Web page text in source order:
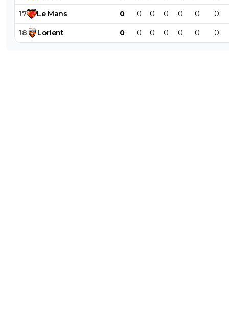
17 Le Mans 0 0 0 0 0 0 0
18 Lorient 0 0 0 0 0 0 0